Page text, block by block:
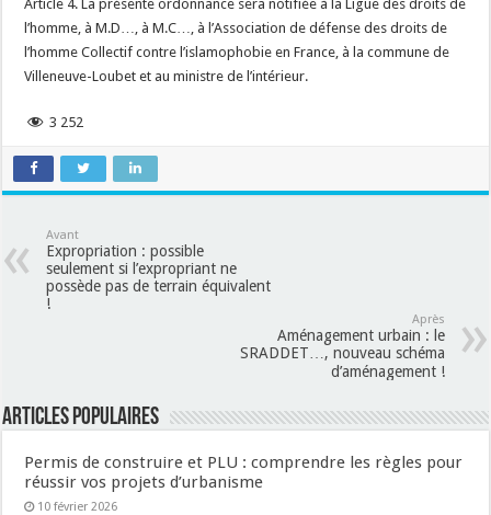
Article 4. La présente ordonnance sera notifiée à la Ligue des droits de
l’homme, à M.D…, à M.C…, à l’Association de défense des droits de
l’homme Collectif contre l’islamophobie en France, à la commune de
Villeneuve-Loubet et au ministre de l’intérieur.
3 252
Avant
Expropriation : possible
seulement si l’expropriant ne
possède pas de terrain équivalent
!
Après
Aménagement urbain : le
SRADDET…, nouveau schéma
d’aménagement !
Articles populaires
Permis de construire et PLU : comprendre les règles pour
réussir vos projets d’urbanisme
10 février 2026